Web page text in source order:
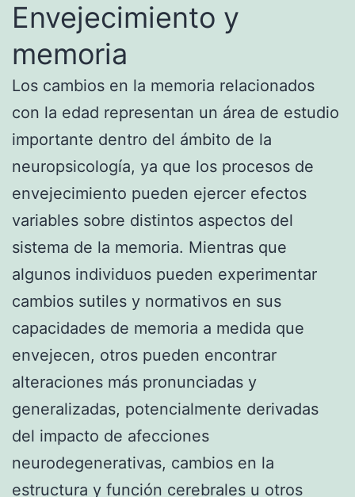
Envejecimiento y
memoria
Los cambios en la memoria relacionados
con la edad representan un área de estudio
importante dentro del ámbito de la
neuropsicología, ya que los procesos de
envejecimiento pueden ejercer efectos
variables sobre distintos aspectos del
sistema de la memoria. Mientras que
algunos individuos pueden experimentar
cambios sutiles y normativos en sus
capacidades de memoria a medida que
envejecen, otros pueden encontrar
alteraciones más pronunciadas y
generalizadas, potencialmente derivadas
del impacto de afecciones
neurodegenerativas, cambios en la
estructura y función cerebrales u otros